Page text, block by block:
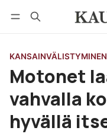
KANSAINVÄLISTYMINEN
Motonet
vahvalla
hyvällä